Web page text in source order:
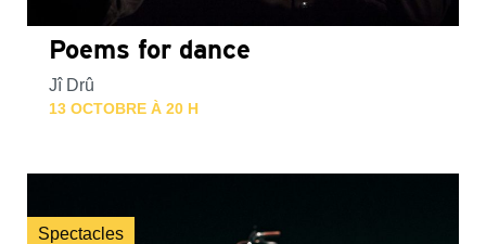
Poems for dance
Jî Drû
13 OCTOBRE À 20 H
Spectacles